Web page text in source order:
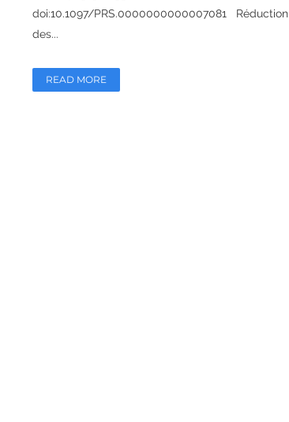
doi:10.1097/PRS.0000000000007081 Réduction
des...
READ MORE